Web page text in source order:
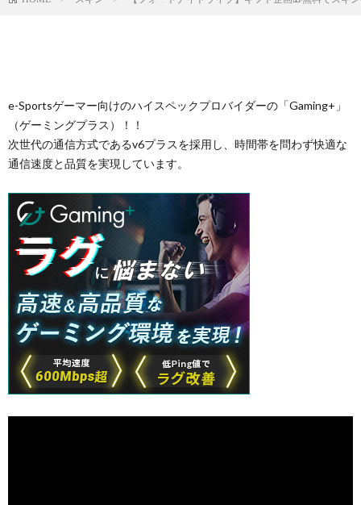
e-Sportsゲーマー向けのハイスペックプロバイダーの「Gaming+」
（ゲーミングプラス）！！
次世代の通信方式であるv6プラスを採用し、時間帯を問わず快適な
通信速度と品質を実現しています。